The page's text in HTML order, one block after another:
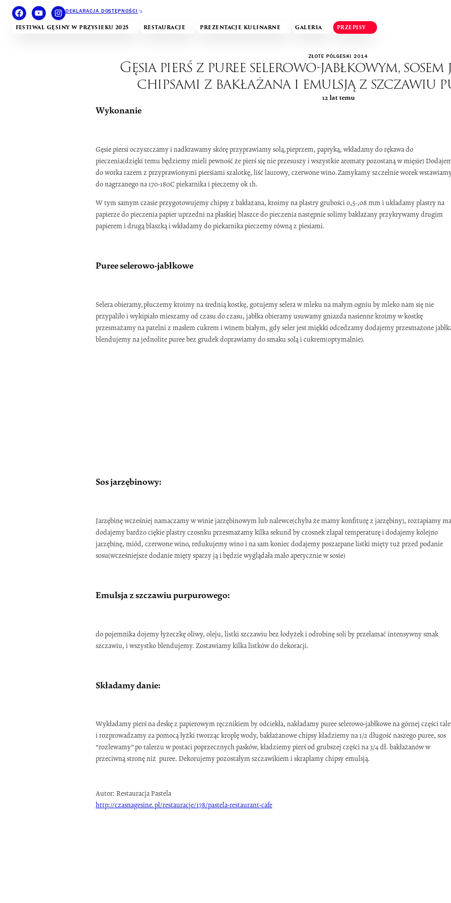
DEKLARACJA DOSTĘPNOŚCI
FESTIWAL GĘSINY W PRZYSIEKU 2025 RESTAURACJE PREZENTACJE KULINARNE GALERIA PRZEPISY
ZŁOTE PÓLGESKI 2014
Gęsia pierś z puree selerowo-jabłkowym,
chipsami z bakłażana i emulsją z szczawiu
12 lat temu
Wykonanie
Gęsie piersi oczyszczamy i nadkrawamy skórę przyprawiamy solą,pieprzem, papryką, wkładamy do rękawa do
pieczenia(dzięki temu będziemy mieli pewność że pierś się nie przesuszy i wszystkie aromaty pozostaną w mięsie)
do worka razem z przyprawionymi piersiami szalotkę, liść laurowy, czerwone wino.Zamykamy szczelnie worek
do nagrzanego na 170-180C piekarnika i pieczemy ok 1h.
W tym samym czasie przygotowujemy chipsy z bakłażana, kroimy na plastry grubości 0,5-,08 mm i układamy plastry na
papierze do pieczenia papier uprzedni na płaskiej blaszce do pieczenia następnie solimy bakłażany przykrywamy drugim
papierem i drugą blaszką i wkładamy do piekarnika pieczemy równą z piesiami.
Puree selerowo-jabłkowe
Selera obieramy,płuczemy kroimy na średnią kostkę, gotujemy selera w mleku na małym ogniu by mleko nam się nie
przypaliło i wykipiało mieszamy od czasu do czasu, jabłka obieramy usuwamy gniazda nasienne kroimy w kostkę
przesmażamy na patelni z masłem cukrem i winem białym, gdy seler jest miękki odcedzamy dodajemy przesmażone
blendujemy na jednolite puree bez grudek doprawiamy do smaku solą i cukrem(optymalnie).
Sos jarzębinowy:
Jarzębinę wcześniej namaczamy w winie jarzębinowym lub nalewce(chyba że mamy konfiturę z jarzębiny), roztapiamy
dodajemy bardzo ciękie plastry czosnku przesmażamy kilka sekund by czosnek złapał temperaturę i dodajemy kolejno
jarzębinę, miód, czerwone wino, redukujemy wino i na sam koniec dodajemy poszarpane listki mięty tuż przed podanie
sosu(wcześniejsze dodanie mięty sparzy ją i będzie wyglądała mało apetycznie w sosie)
Emulsja z szczawiu purpurowego:
do pojemnika dojemy łyżeczkę oliwy, oleju, listki szczawiu bez łodyżek i odrobinę soli by przełamać intensywny smak
szczawiu, i wszystko blendujemy. Zostawiamy kilka listków do dekoracji.
Składamy danie:
Wykładamy pierś na deskę z papierowym ręcznikiem by odciekła, nakładamy puree selerowo-jabłkowe na górnej części
i rozprowadzamy za pomocą łyżki tworząc kroplę wody, bakłażanowe chipsy kładziemy na 1/2 długość naszego puree, sos
“rozlewamy” po talerzu w postaci poprzecznych pasków, kładziemy pierś od grubszej części na 3/4 dł. bakłażanów w
przeciwną stronę niż puree. Dekorujemy pozostałym szczawikiem i skraplamy chipsy emulsją.
Autor: Restauracja Pastela
http://czasnagesine.pl/restauracje/178/pastela-restaurant-cafe